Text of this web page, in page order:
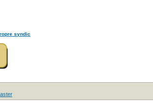
syndic